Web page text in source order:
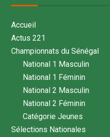
Accueil
Actus 221
Championnats du Sénégal
National 1 Masculin
National 1 Féminin
National 2 Masculin
National 2 Féminin
Catégorie Jeunes
Sélections Nationales